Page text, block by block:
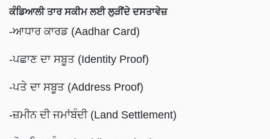
ਕੰਡਿਆਲੀ ਤਾਰ ਸਕੀਮ ਲਈ ਲੁੜੀਂਦੇ ਦਸਤਾਵੇਜ਼
-ਆਧਾਰ ਕਾਰਡ (Aadhar Card)
-ਪਛਾਣ ਦਾ ਸਬੂਤ (Identity Proof)
-ਪਤੇ ਦਾ ਸਬੂਤ (Address Proof)
-ਜ਼ਮੀਨ ਦੀ ਜਮਾਂਬੰਦੀ (Land Settlement)